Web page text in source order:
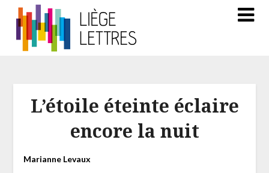
L’étoile éteinte éclaire
encore la nuit
Marianne Levaux